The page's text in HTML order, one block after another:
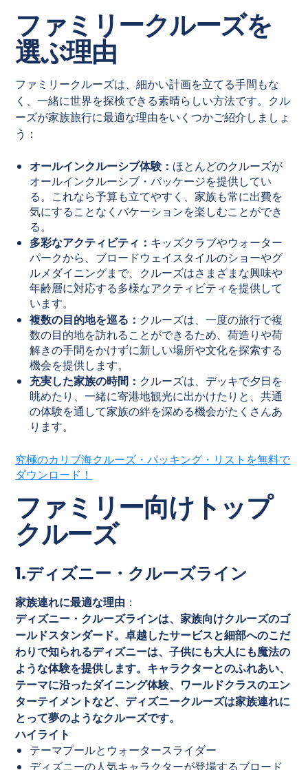
ファミリークルーズを
選ぶ理由
ファミリークルーズは、細かい計画を立てる手間もな
く、一緒に世界を探検できる素晴らしい方法です。クル
ーズが家族旅行に最適な理由をいくつかご紹介しましょ
う：
オールインクルーシブ体験： ほとんどのクルーズが
オールインクルーシブ・パッケージを提供してい
る。これなら予算も立てやすく、家族も常に出費を
気にすることなくバケーションを楽しむことができ
る。
多彩なアクティビティ： キッズクラブやウォーター
パークから、ブロードウェイスタイルのショーやグ
ルメダイニングまで、クルーズはさまざまな興味や
年齢層に対応する多様なアクティビティを提供して
います。
複数の目的地を巡る： クルーズは、一度の旅行で複
数の目的地を訪れることができるため、荷造りや荷
解きの手間をかけずに新しい場所や文化を探索する
機会を提供します。
充実した家族の時間： クルーズは、デッキで夕日を
眺めたり、一緒に寄港地観光に出かけたりと、共通
の体験を通して家族の絆を深める機会がたくさんあ
ります。
究極のカリブ海クルーズ・パッキング・リストを無料で
ダウンロード！
ファミリー向けトップ
クルーズ
1.ディズニー・クルーズライン
家族連れに最適な理由 ：
ディズニー・クルーズラインは、家族向けクルーズのゴ
ールドスタンダード。卓越したサービスと細部へのこだ
わりで知られるディズニーは、子供にも大人にも魔法の
ような体験を提供します。キャラクターとのふれあい、
テーマに沿ったダイニング体験、ワールドクラスのエン
ターテイメントなど、ディズニークルーズは家族連れに
とって夢のようなクルーズです。
ハイライト
テーマプールとウォータースライダー
ディズニーの人気キャラクターが登場するブロード